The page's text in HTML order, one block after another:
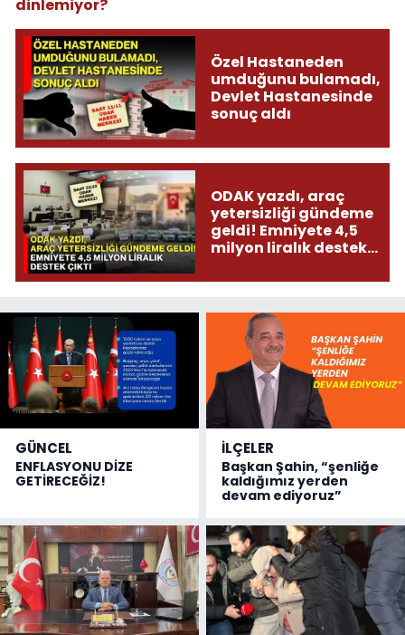
dinlemiyor?
Özel Hastaneden
umduğunu bulamadı,
Devlet Hastanesinde
sonuç aldı
ODAK yazdı, araç
yetersizliği gündeme
geldi! Emniyete 4,5
milyon liralık destek
GÜNCEL
ENFLASYONU DİZE
GETİRECEĞİZ!
İLÇELER
Başkan Şahin, “şenliğe
kaldığımız yerden
devam ediyoruz”